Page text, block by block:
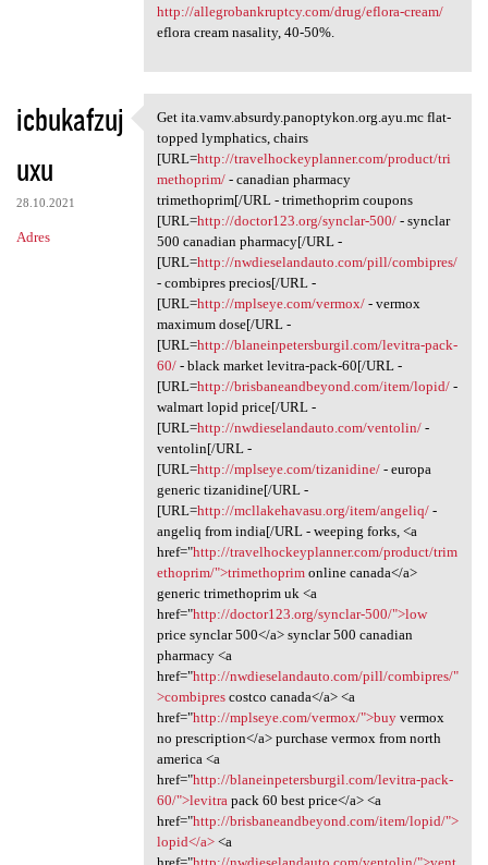
http://allegrobankruptcy.com/drug/eflora-cream/
eflora cream nasality, 40-50%.
icbukafzuj
uxu
28.10.2021
Adres
Get ita.vamv.absurdy
Get ita.vamv.absurdy.panoptykon.org.ayu.mc flat-
topped lymphatics, chairs
[URL=http://travelhockeyplanner.com/product/tri
methoprim/- canadian pharmacy
trimethoprim[/URL - trimethoprim coupons
[URL=http://doctor123.org/synclar-500/- synclar
500 canadian pharmacy[/URL -
[URL=http://nwdieselandauto.com/pill/combipres/
- combipres precios[/URL -
[URL=http://mplseye.com/vermox/- vermox
maximum dose[/URL -
[URL=http://blaneinpetersburgil.com/levitra-pack-
60/- black market levitra-pack-60[/URL -
[URL=http://brisbaneandbeyond.com/item/lopid/-
walmart lopid price[/URL -
[URL=http://nwdieselandauto.com/ventolin/-
ventolin[/URL -
[URL=http://mplseye.com/tizanidine/- europa
generic tizanidine[/URL -
[URL=http://mcllakehavasu.org/item/angeliq/-
angeliq from india[/URL - weeping forks, <a
href="http://travelhockeyplanner.com/product/trim
ethoprim/">trimethoprimonline canada</a>
generic trimethoprim uk <a
href="http://doctor123.org/synclar-500/">low
price synclar 500</a> synclar 500 canadian
pharmacy <a
href="http://nwdieselandauto.com/pill/combipres/"
>combiprescostco canada</a> <a
href="http://mplseye.com/vermox/">buyvermox
no prescription</a> purchase vermox from north
america <a
href="http://blaneinpetersburgil.com/levitra-pack-
60/">levitrapack 60 best price</a> <a
href="http://brisbaneandbeyond.com/item/lopid/">
lopid</a><a